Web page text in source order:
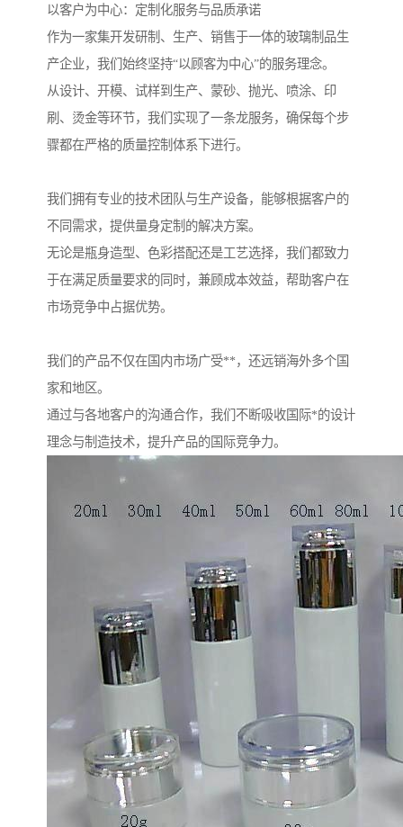
以客户为中心：定制化服务与品质承诺
作为一家集开发研制、生产、销售于一体的玻璃制品生
产企业，我们始终坚持“以顾客为中心”的服务理念。
从设计、开模、试样到生产、蒙砂、抛光、喷涂、印
刷、烫金等环节，我们实现了一条龙服务，确保每个步
骤都在严格的质量控制体系下进行。
我们拥有专业的技术团队与生产设备，能够根据客户的
不同需求，提供量身定制的解决方案。
无论是瓶身造型、色彩搭配还是工艺选择，我们都致力
于在满足质量要求的同时，兼顾成本效益，帮助客户在
市场竞争中占据优势。
我们的产品不仅在国内市场广受**，还远销海外多个国
家和地区。
通过与各地客户的沟通合作，我们不断吸收国际*的设计
理念与制造技术，提升产品的国际竞争力。